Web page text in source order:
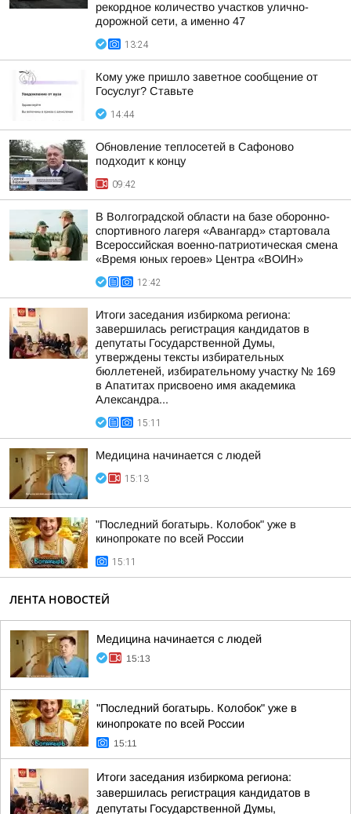
рекордное количество участков улично-
дорожной сети, а именно 47
13:24
Кому уже пришло заветное сообщение от
Госуслуг? Ставьте
14:44
Обновление теплосетей в Сафоново
подходит к концу
09:42
В Волгоградской области на базе оборонно-
спортивного лагеря «Авангард» стартовала
Всероссийская военно-патриотическая смена
«Время юных героев» Центра «ВОИН»
12:42
Итоги заседания избиркома региона:
завершилась регистрация кандидатов в
депутаты Государственной Думы,
утверждены тексты избирательных
бюллетеней, избирательному участку № 169
в Апатитах присвоено имя академика
Александра...
15:11
Медицина начинается с людей
15:13
"Последний богатырь. Колобок" уже в
кинопрокате по всей России
15:11
ЛЕНТА НОВОСТЕЙ
Медицина начинается с людей
15:13
"Последний богатырь. Колобок" уже в
кинопрокате по всей России
15:11
Итоги заседания избиркома региона:
завершилась регистрация кандидатов в
депутаты Государственной Думы,